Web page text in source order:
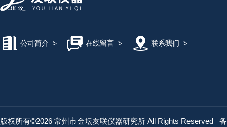
公司简介 > 在线留言> 联系我们 >
版权所有©2026 常州市金坛友联仪器研究所 All Rights Reserved